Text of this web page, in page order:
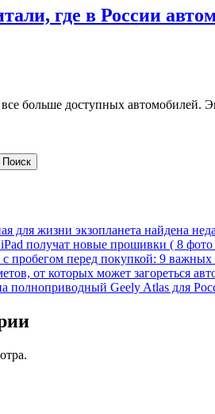
где в России
больше доступных
Поиск
для жизни экзопланета найдена
получат новые прошивки ( 8 фото
пробегом перед покупкой: 9
от которых может загореться
полноприводный Geely Atlas для